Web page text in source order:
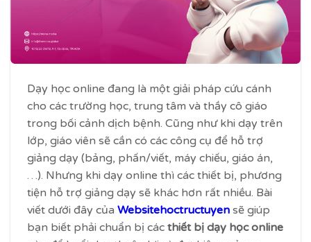
Dạy học online đang là một giải pháp cứu cánh
cho các trường học, trung tâm và thầy cô giáo
trong bối cảnh dịch bệnh. Cũng như khi dạy trên
lớp, giáo viên sẽ cần có các công cụ để hỗ trợ
giảng dạy (bảng, phấn/viết, máy chiếu, giáo án,
…). Nhưng khi dạy online thì các thiết bị, phương
tiện hỗ trợ giảng dạy sẽ khác hơn rất nhiều. Bài
viết dưới đây của Websitehoctructuyen sẽ giúp
bạn biết phải chuẩn bị các thiết bị dạy học online